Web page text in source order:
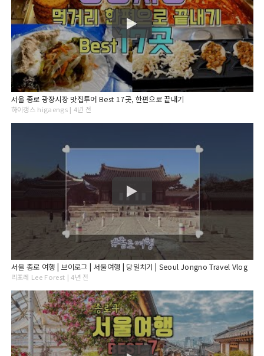
서울 종로 광장시장 맛집투어 Best 17곳, 한편으로 끝내기
하이갱스 higaengs | 4년 전
서울 종로 여행 | 브이로그 | 서울여행 | 당일치기 | Seoul Jongno Travel Vlog
리포레 Lee Forest | 4년 전